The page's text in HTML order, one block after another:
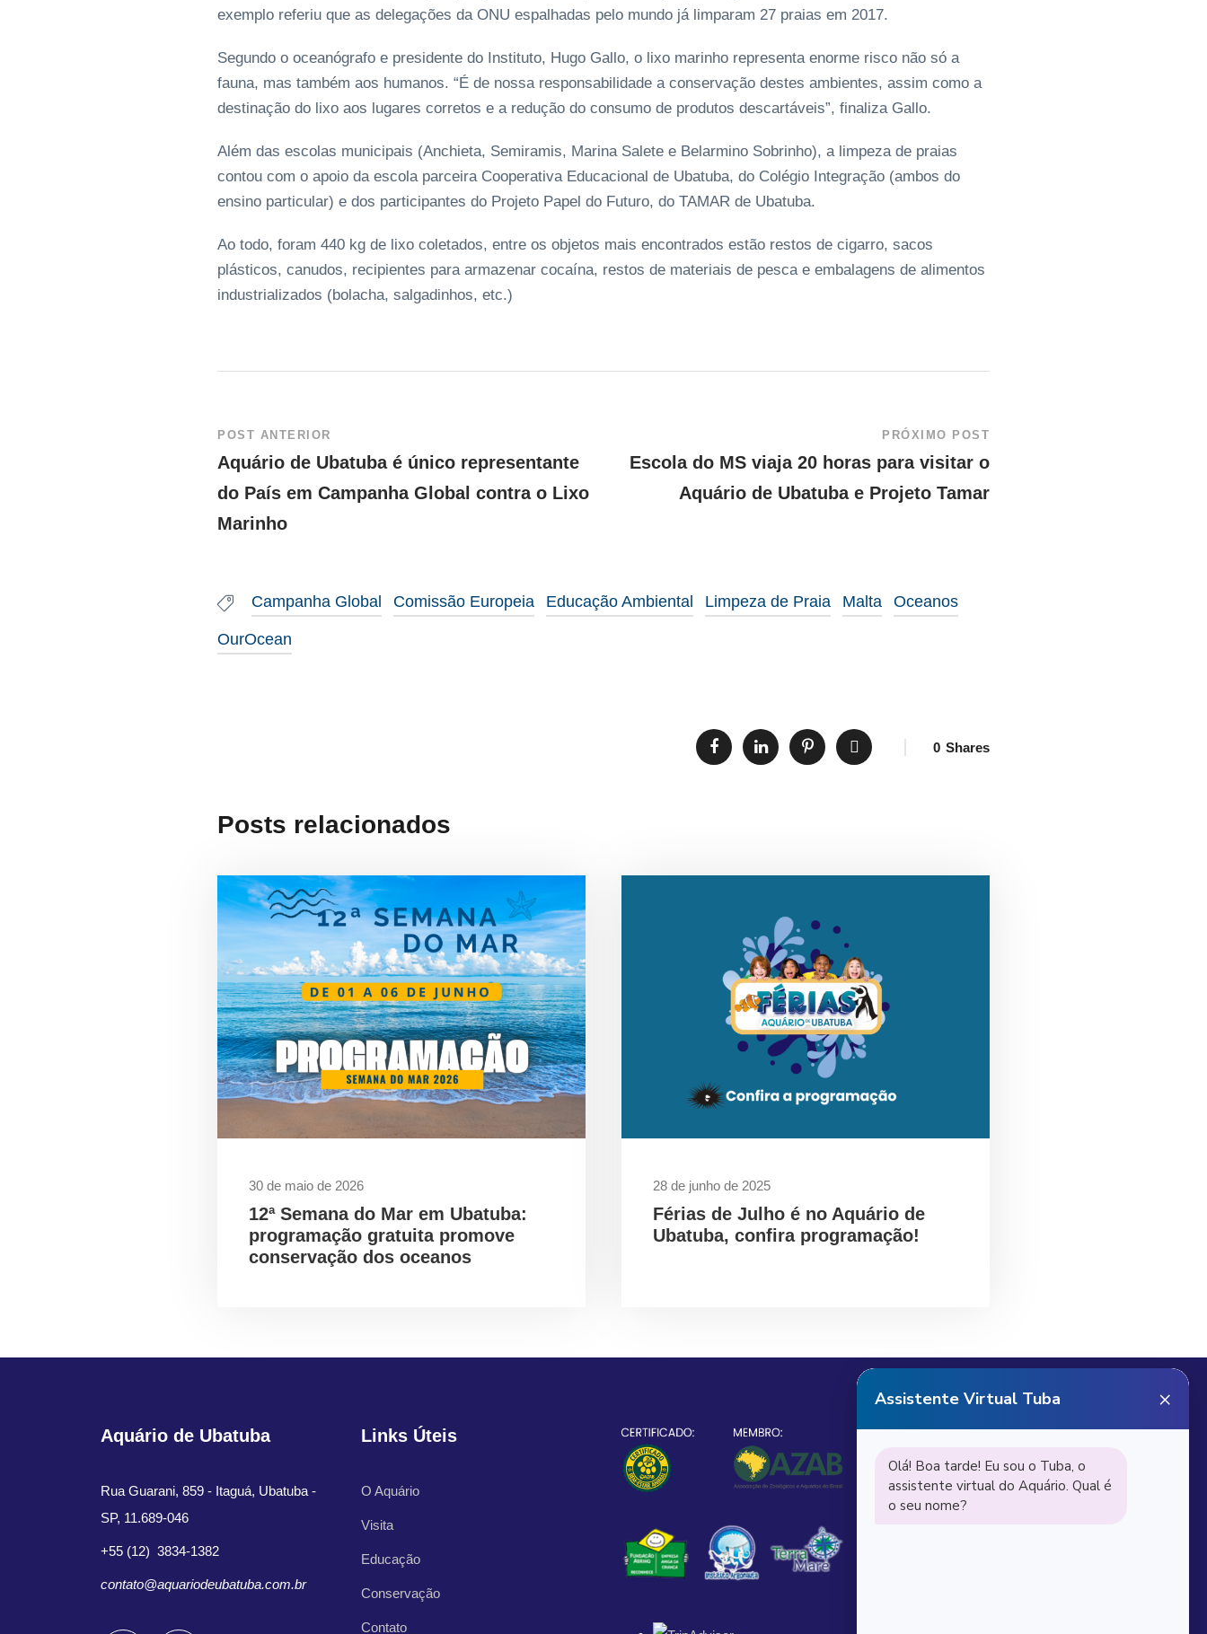
exemplo referiu que as delegações da ONU espalhadas pelo mundo já limparam 27 praias em 2017.
Segundo o oceanógrafo e presidente do Instituto, Hugo Gallo, o lixo marinho representa enorme risco não só a
fauna, mas também aos humanos. “É de nossa responsabilidade a conservação destes ambientes, assim como a
destinação do lixo aos lugares corretos e a redução do consumo de produtos descartáveis”, finaliza Gallo.
Além das escolas municipais (Anchieta, Semiramis, Marina Salete e Belarmino Sobrinho), a limpeza de praias
contou com o apoio da escola parceira Cooperativa Educacional de Ubatuba, do Colégio Integração (ambos do
ensino particular) e dos participantes do Projeto Papel do Futuro, do TAMAR de Ubatuba.
Ao todo, foram 440 kg de lixo coletados, entre os objetos mais encontrados estão restos de cigarro, sacos
plásticos, canudos, recipientes para armazenar cocaína, restos de materiais de pesca e embalagens de alimentos
industrializados (bolacha, salgadinhos, etc.)
POST ANTERIOR
Aquário de Ubatuba é único representante
do País em Campanha Global contra o Lixo
Marinho
PRÓXIMO POST
Escola do MS viaja 20 horas para visitar o
Aquário de Ubatuba e Projeto Tamar
Campanha Global Comissão Europeia Educação Ambiental Limpeza de Praia Malta Oceanos
OurOcean
0 Shares
Posts relacionados
30 de maio de 2026
12ª Semana do Mar em Ubatuba:
programação gratuita promove
conservação dos oceanos
28 de junho de 2025
Férias de Julho é no Aquário de
Ubatuba, confira programação!
Aquário de Ubatuba
Rua Guarani, 859 - Itaguá, Ubatuba -
SP, 11.689-046
+55 (12) 3834-1382
contato@aquariodeubatuba.com.br
Links Úteis
O Aquário
Visita
Educação
Conservação
Contato
Receba notícias do
Aquário